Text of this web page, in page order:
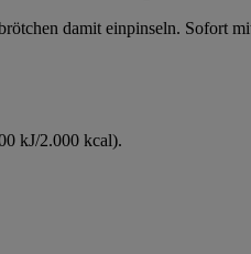
damit einpinseln. Sofort
kJ/2.000 kcal).